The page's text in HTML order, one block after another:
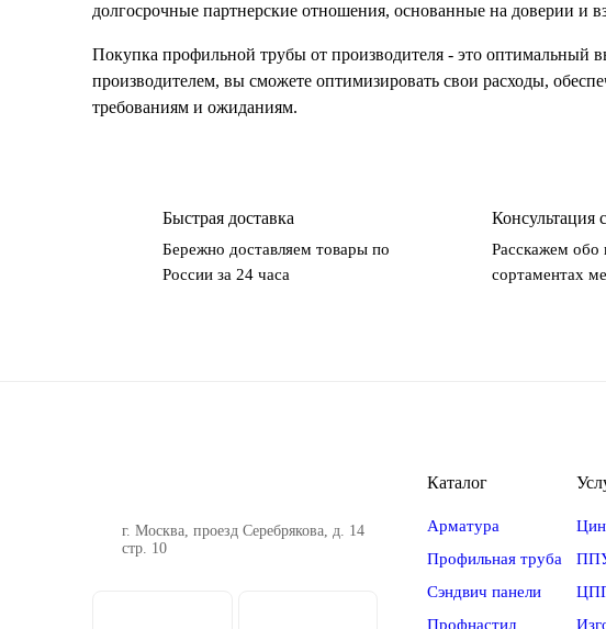
долгосрочные партнерские отношения, основанные на доверии и
Покупка профильной трубы от производителя - это оптимальный
производителем, вы сможете оптимизировать свои расходы,
требованиям и ожиданиям.
Быстрая доставка
Бережно доставляем товары по
России за 24 часа
Консультация
Расскажем обо
сортаментах
г. Москва, проезд Серебрякова, д. 14
стр. 10
Каталог
Арматура
Профильная труба
Сэндвич панели
Профнастил